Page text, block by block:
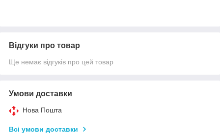
Відгуки про товар
Ще немає відгуків про цей товар
Умови доставки
Нова Пошта
Всі умови доставки